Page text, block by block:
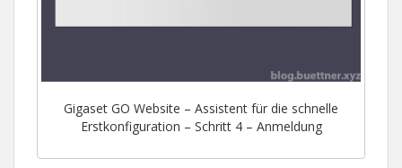
Gigaset GO Website – Assistent für die schnelle
Erstkonfiguration – Schritt 4 – Anmeldung